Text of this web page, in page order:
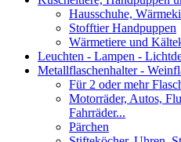
Hausschuhe,
Stofftier Handpuppen
Wärmetiere und
Leuchten - Lampen -
Metallflaschenhalter -
Für 2 oder mehr
Motorräder, Autos,
Fahrräder...
Pärchen